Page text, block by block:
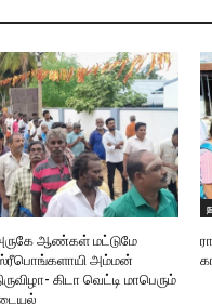
அருகே ஆண்கள் மட்டுமே
அம்மன்
கிடா வெட்டி மாபெரும்